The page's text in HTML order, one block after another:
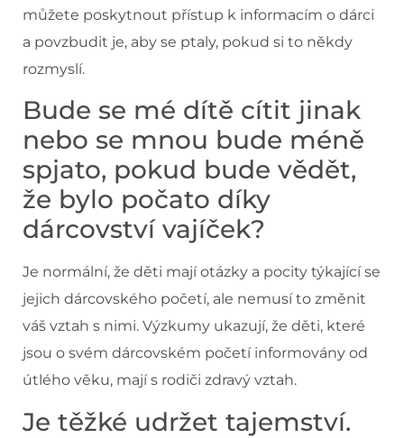
můžete poskytnout přístup k informacím o dárci
a povzbudit je, aby se ptaly, pokud si to někdy
rozmyslí.
Bude se mé dítě cítit jinak
nebo se mnou bude méně
spjato, pokud bude vědět,
že bylo počato díky
dárcovství vajíček?
Je normální, že děti mají otázky a pocity týkající se
jejich dárcovského početí, ale nemusí to změnit
váš vztah s nimi. Výzkumy ukazují, že děti, které
jsou o svém dárcovském početí informovány od
útlého věku, mají s rodiči zdravý vztah.
Je těžké udržet tajemství.